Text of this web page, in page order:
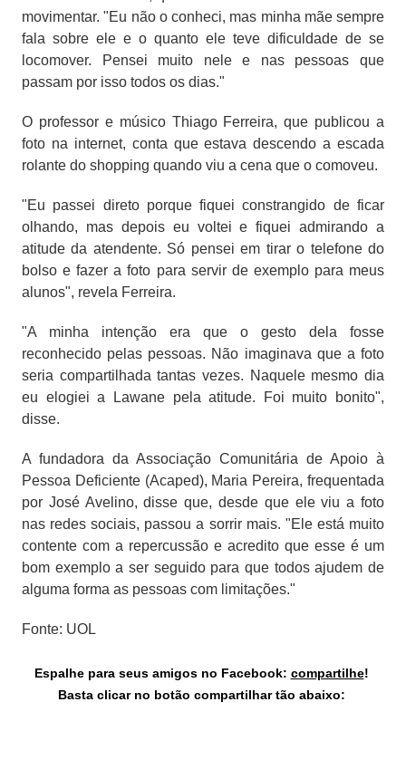
movimentar. "Eu não o conheci, mas minha mãe sempre
fala sobre ele e o quanto ele teve dificuldade de se
locomover. Pensei muito nele e nas pessoas que
passam por isso todos os dias."
O professor e músico Thiago Ferreira, que publicou a
foto na internet, conta que estava descendo a escada
rolante do shopping quando viu a cena que o comoveu.
"Eu passei direto porque fiquei constrangido de ficar
olhando, mas depois eu voltei e fiquei admirando a
atitude da atendente. Só pensei em tirar o telefone do
bolso e fazer a foto para servir de exemplo para meus
alunos", revela Ferreira.
"A minha intenção era que o gesto dela fosse
reconhecido pelas pessoas. Não imaginava que a foto
seria compartilhada tantas vezes. Naquele mesmo dia
eu elogiei a Lawane pela atitude. Foi muito bonito",
disse.
A fundadora da Associação Comunitária de Apoio à
Pessoa Deficiente (Acaped), Maria Pereira, frequentada
por José Avelino, disse que, desde que ele viu a foto
nas redes sociais, passou a sorrir mais. "Ele está muito
contente com a repercussão e acredito que esse é um
bom exemplo a ser seguido para que todos ajudem de
alguma forma as pessoas com limitações."
Fonte: UOL
Espalhe para seus amigos no Facebook: compartilhe!
Basta clicar no botão compartilhar tão abaixo: